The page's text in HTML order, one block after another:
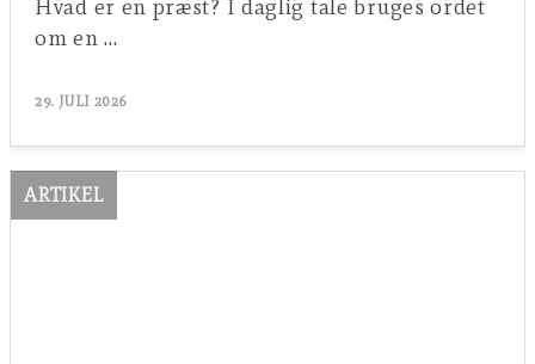
Hvad er en præst? I daglig tale bruges ordet
om en …
29. JULI 2026
ARTIKEL